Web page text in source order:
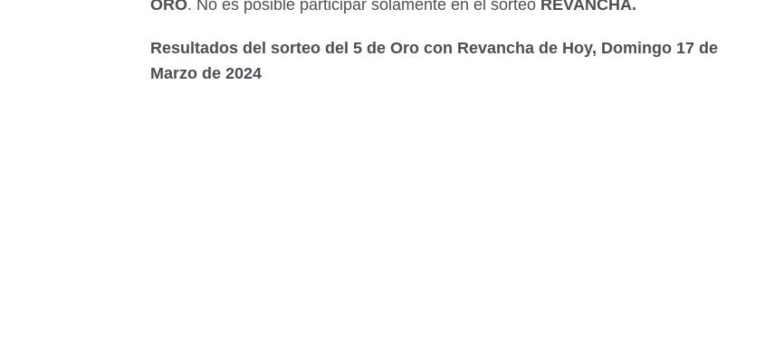
ORO. No es posible participar solamente en el sorteo REVANCHA.
Resultados del sorteo del 5 de Oro con Revancha de Hoy, Domingo 17 de
Marzo de 2024